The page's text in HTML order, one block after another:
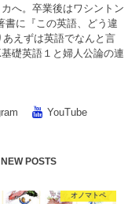
へ。卒業後はワシントン
書に『この英語、どう違
えずは英語でなんと言
礎英語１と婦人公論の連
YouTube
NEW POSTS
オノマトペ